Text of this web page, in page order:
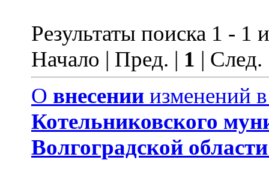
Результаты поиска 1 - 1
Начало | Пред. | 1 |
О внесении изменений
Котельниковского
Волгоградской области